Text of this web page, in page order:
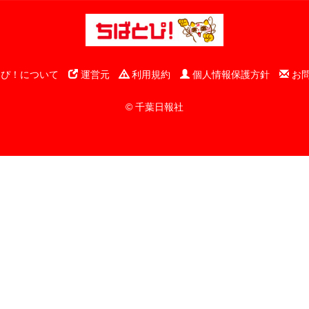
！について 運営元 利用規約 個人情報保護方針 お
© 千葉日報社